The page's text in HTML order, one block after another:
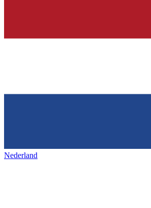
Nederland